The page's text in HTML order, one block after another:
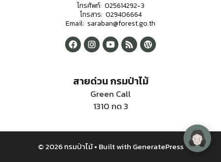
โทรศัพท์: 025614292-3
โทรสาร: 029406664
Email: saraban@forest.go.th
สายด่วน กรมป่าไม้
Green Call
1310 กด 3
© 2026 กรมป่าไม้• Built with GeneratePress